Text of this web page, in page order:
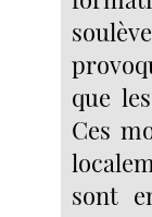
que
Ces
sont